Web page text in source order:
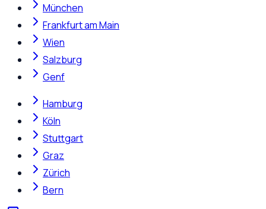
München
Frankfurt am Main
Wien
Salzburg
Genf
Hamburg
Köln
Stuttgart
Graz
Zürich
Bern